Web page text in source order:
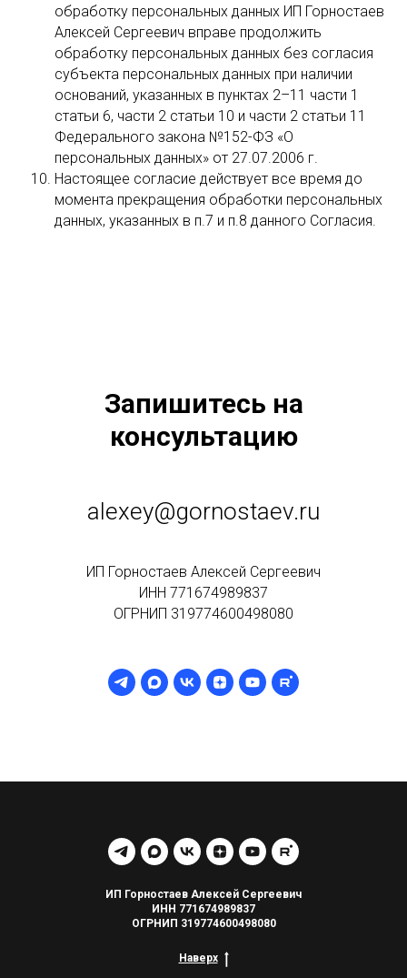
обработку персональных данных ИП Горностаев
Алексей Сергеевич вправе продолжить
обработку персональных данных без согласия
субъекта персональных данных при наличии
оснований, указанных в пунктах 2–11 части 1
статьи 6, части 2 статьи 10 и части 2 статьи 11
Федерального закона №152-ФЗ «О
персональных данных» от 27.07.2006 г.
Настоящее согласие действует все время до
момента прекращения обработки персональных
данных, указанных в п.7 и п.8 данного Согласия.
Запишитесь на
консультацию
alexey@gornostaev.ru
ИП Горностаев Алексей Сергеевич
ИНН 771674989837
ОГРНИП 319774600498080
ИП Горностаев Алексей Сергеевич
ИНН 771674989837
ОГРНИП 319774600498080
Наверх